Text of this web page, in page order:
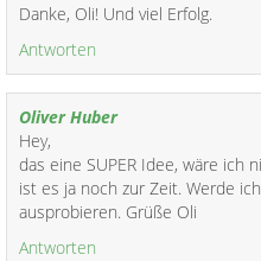
Danke, Oli! Und viel Erfolg.
Antworten
Oliver Huber
Hey,
das eine SUPER Idee, wäre ich
ist es ja noch zur Zeit. Werde
ausprobieren. Grüße Oli
Antworten